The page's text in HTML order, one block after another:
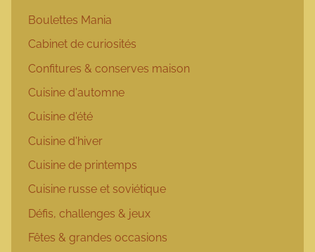
Boulettes Mania
Cabinet de curiosités
Confitures & conserves maison
Cuisine d'automne
Cuisine d'été
Cuisine d'hiver
Cuisine de printemps
Cuisine russe et soviétique
Défis, challenges & jeux
Fêtes & grandes occasions